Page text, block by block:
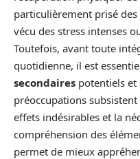
particulièrement prisé
vécu des stress intenses
Toutefois, avant toute
quotidienne, il est
secondaires potentiels et
préoccupations
effets indésirables et la
compréhension des
permet de mieux